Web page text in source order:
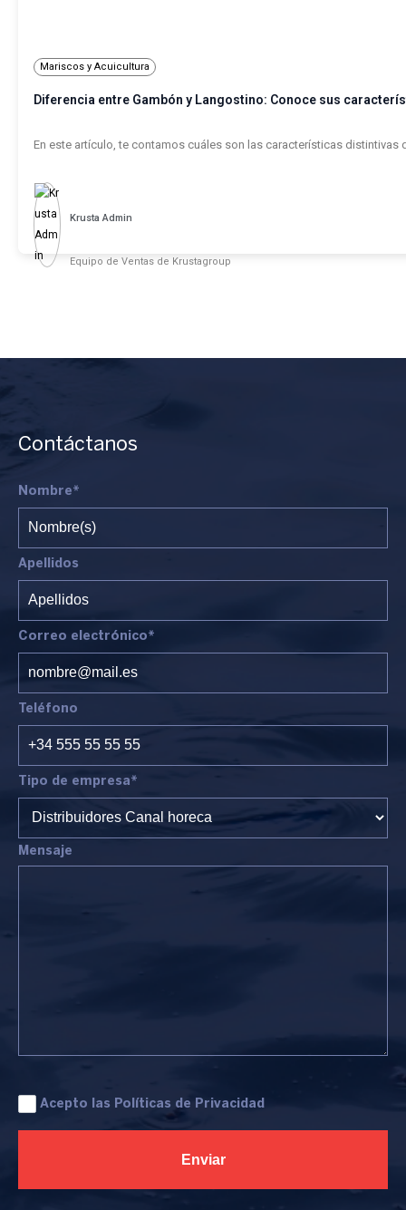
Mariscos y Acuicultura
Diferencia entre Gambón y Langostino: Conoce sus
En este artículo, te contamos cuáles son las características distintivas
Krusta Admin
Equipo de Ventas de Krustagroup
Contáctanos
Nombre*
Apellidos
Correo electrónico*
Teléfono
Tipo de empresa*
Mensaje
Acepto las Políticas de Privacidad